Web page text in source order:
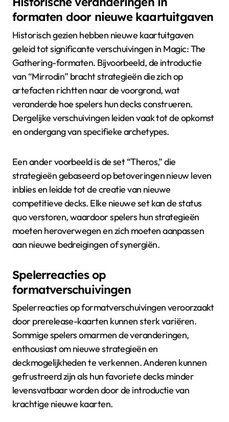
formaten door nieuwe kaartuitgaven
Historisch gezien hebben nieuwe kaartuitgaven
geleid tot significante verschuivingen in Magic: The
Gathering-formaten. Bijvoorbeeld, de introductie
van “Mirrodin” bracht strategieën die zich op
artefacten richtten naar de voorgrond, wat
veranderde hoe spelers hun decks construeren.
Dergelijke verschuivingen leiden vaak tot de opkomst
en ondergang van specifieke archetypes.
Een ander voorbeeld is de set “Theros,” die
strategieën gebaseerd op betoveringen nieuw leven
inblies en leidde tot de creatie van nieuwe
competitieve decks. Elke nieuwe set kan de status
quo verstoren, waardoor spelers hun strategieën
moeten heroverwegen en zich moeten aanpassen
aan nieuwe bedreigingen of synergiën.
Spelerreacties op
formatverschuivingen
Spelerreacties op formatverschuivingen veroorzaakt
door prerelease-kaarten kunnen sterk variëren.
Sommige spelers omarmen de veranderingen,
enthousiast om nieuwe strategieën en
deckmogelijkheden te verkennen. Anderen kunnen
gefrustreerd zijn als hun favoriete decks minder
levensvatbaar worden door de introductie van
krachtige nieuwe kaarten.